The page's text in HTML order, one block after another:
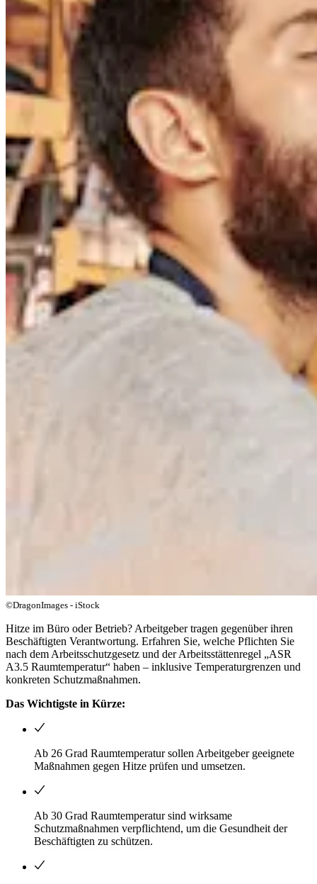
©DragonImages - iStock
Hitze im Büro oder Betrieb? Arbeitgeber tragen gegenüber ihren
Beschäftigten Verantwortung. Erfahren Sie, welche Pflichten Sie
nach dem Arbeitsschutzgesetz und der Arbeitsstättenregel „ASR
A3.5 Raumtemperatur“ haben – inklusive Temperaturgrenzen und
konkreten Schutzmaßnahmen.
Das Wichtigste in Kürze:
Ab 26 Grad Raumtemperatur sollen Arbeitgeber geeignete
Maßnahmen gegen Hitze prüfen und umsetzen.
Ab 30 Grad Raumtemperatur sind wirksame
Schutzmaßnahmen verpflichtend, um die Gesundheit der
Beschäftigten zu schützen.